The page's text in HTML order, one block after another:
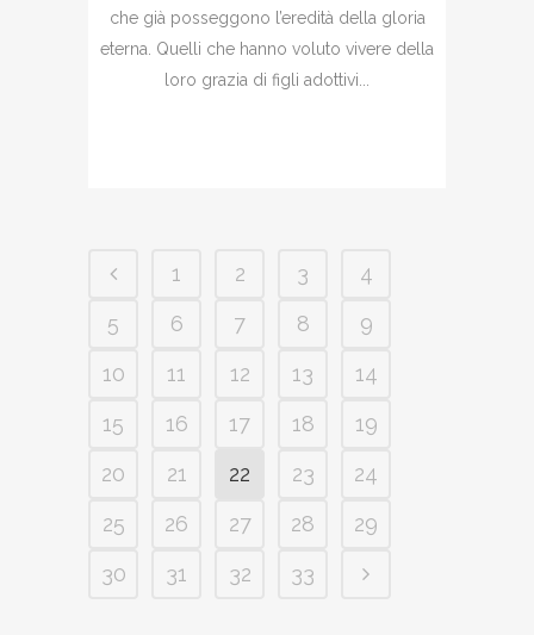
che già posseggono l’eredità della gloria
eterna. Quelli che hanno voluto vivere della
loro grazia di figli adottivi...
1 2 3
4
5
6 7 8
9
10
11 12 13
14
15
16 17 18
19
20
21 22 23
24
25
26 27 28
29
30
31 32 33